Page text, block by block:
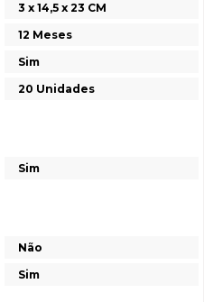
3 x 14,5 x 23 CM
12 Meses
Sim
20 Unidades
Sim
Não
Sim